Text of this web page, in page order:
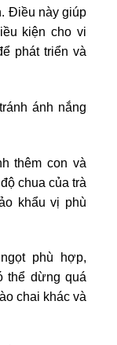
Điều này giúp
kiện cho vi
phát triển và
ánh nắng
thêm con và
chua của trà
khẩu vị phù
phù hợp,
thể dừng quá
chai khác và